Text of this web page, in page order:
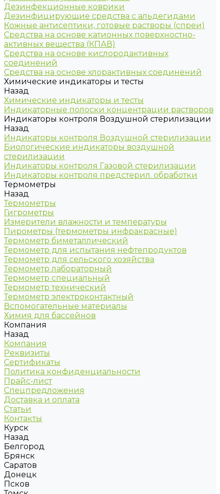
Дезинфекционные коврики
Дезинфицирующие средства с альдегидами
Кожные антисептики, готовые растворы (спреи)
Средства на основе катионных поверхностно-
активных вещества (КПАВ)
Средства на основе кислородактивных
соединений
Средства на основе хлорактивных соединений
Химические индикаторы и тесты
Назад
Химические индикаторы и тесты
Индикаторные полоски концентрации растворов
Индикаторы контроля Воздушной стерилизации
Назад
Индикаторы контроля Воздушной стерилизации
Биологические индикаторы воздушной
стерилизации
Индикаторы контроля Газовой стерилизации
Индикаторы контроля предстерил. обработки
Термометры
Назад
Термометры
Гигрометры
Измерители влажности и температуры
Пирометры (термометры инфракрасные)
Термометр биметаллический
Термометр для испытания нефтепродуктов
Термометр для сельского хозяйства
Термометр лабораторный
Термометр специальный
Термометр технический
Термометр электроконтактный
Вспомогательные материалы
Химия для бассейнов
Компания
Назад
Компания
Реквизиты
Сертификаты
Политика конфиденциальности
Прайс-лист
Спецпредложения
Доставка и оплата
Статьи
Контакты
Курск
Назад
Белгород
Брянск
Саратов
Донецк
Псков